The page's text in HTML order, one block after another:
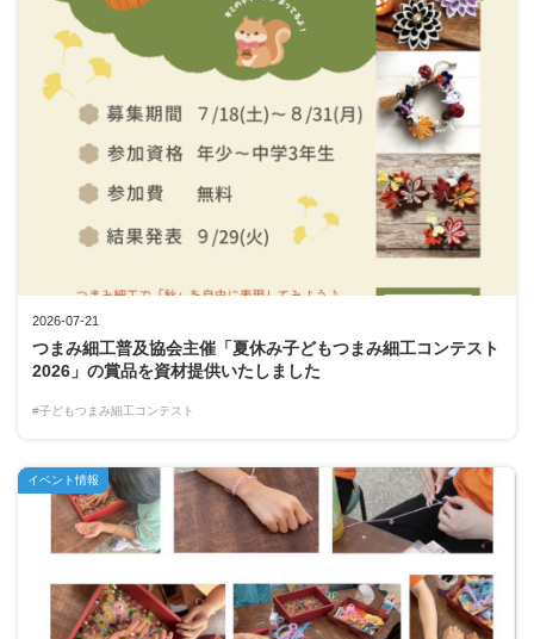
2026-07-21
つまみ細工普及協会主催「夏休み子どもつまみ細工コンテスト
2026」の賞品を資材提供いたしました
#子どもつまみ細工コンテスト
イベント情報